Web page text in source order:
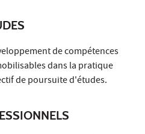
de compétences
dans la pratique
de poursuite d'études.